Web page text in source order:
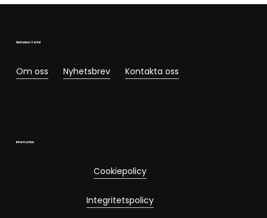
Historiens Värld
Om oss Nyhetsbrev Kontakta oss
Information
Cookiepolicy
Integritetspolicy